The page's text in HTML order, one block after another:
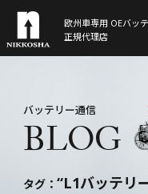
欧州車専用 OEバッ
正規代理店
製品ラインナップ
取扱製品一覧
MOLL
Banner
大型トラック／産業
会社概要
History
バッテリー通信
バッテリー通信
BLOG
タグ： “L1バッテリ